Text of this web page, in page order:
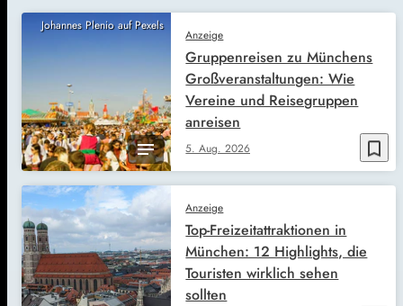
Johannes Plenio auf Pexels
bookmark_border
Anzeige
5. Aug. 2026
Gruppenreisen zu Münchens
Großveranstaltungen: Wie
Vereine und Reisegruppen
anreisen
Anzeige
Top-Freizeitattraktionen in
München: 12 Highlights, die
Touristen wirklich sehen
sollten